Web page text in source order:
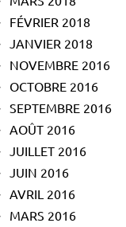
FÉVRIER 2018
JANVIER 2018
NOVEMBRE 2016
OCTOBRE 2016
SEPTEMBRE 2016
AOÛT 2016
JUILLET 2016
JUIN 2016
AVRIL 2016
MARS 2016